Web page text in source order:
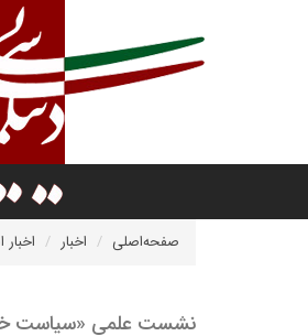
صفحه‌اصلی اخبار
نشست علمی «سیاست